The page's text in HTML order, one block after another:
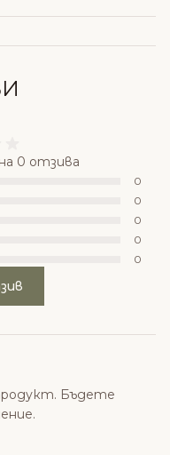
0 отзива
0
0
0
0
0
Бъдете